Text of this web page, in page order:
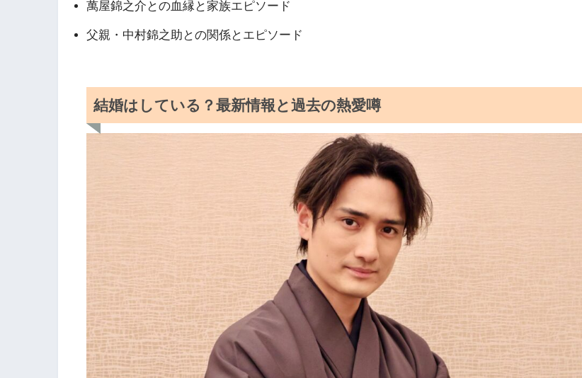
萬屋錦之介との血縁と家族エピソード
父親・中村錦之助との関係とエピソード
結婚はしている？最新情報と過去の熱愛噂